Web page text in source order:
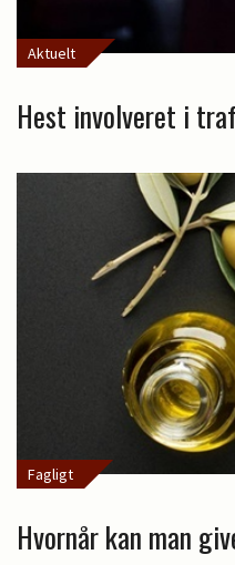
Aktuelt
Hest involveret i
Fagligt
Hvornår kan man